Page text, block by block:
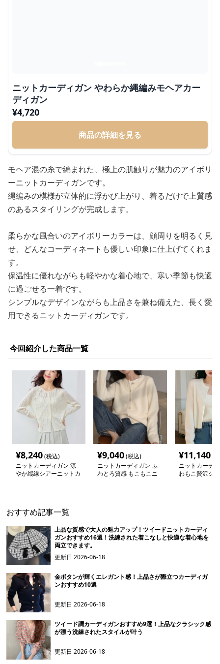
ニットカーディガン やわらか縄編みモヘアカー
ディガン
¥4,720
商品の詳細を見る
モヘア混の糸で編まれた、極上の肌触りが魅力のアイボリ
ーニットカーディガンです。
縄編みの模様が立体的に浮かび上がり、着るだけで上質感
のあるスタイリングが完成します。
柔らかな風合いのアイボリーカラーは、顔周りを明るく見
せ、どんなコーディネートも優しい印象に仕上げてくれま
す。
保温性に優れながらも軽やかな着心地で、寒い季節も快適
に過ごせる一着です。
シンプルなデザインながらも上品さを兼ね備えた、長く愛
用できるニットカーディガンです。
今回紹介した商品一覧
¥8,240(税込)
ニットカーディガン 涼
やか縦線シアーニットカ
¥9,040(税込)
ニットカーディガン ふ
わとろ質感 もこもこニ
¥11,140
ニットカーデ
わもこ贅沢シ
おすすめ記事一覧
上品な質感で大人の魅力アップ！ツイードニットカーディ
ガンおすすめ16選！洗練された着こなしと快適な着心地を
両立できます。
更新日2026-06-18
金ボタンが輝くエレガント感！上品さが際立つカーディガ
ンおすすめ10選
更新日2026-06-18
ツイード調カーディガンおすすめ9選！上品なクラシック感
が漂う洗練されたスタイルが叶う
更新日2026-06-18